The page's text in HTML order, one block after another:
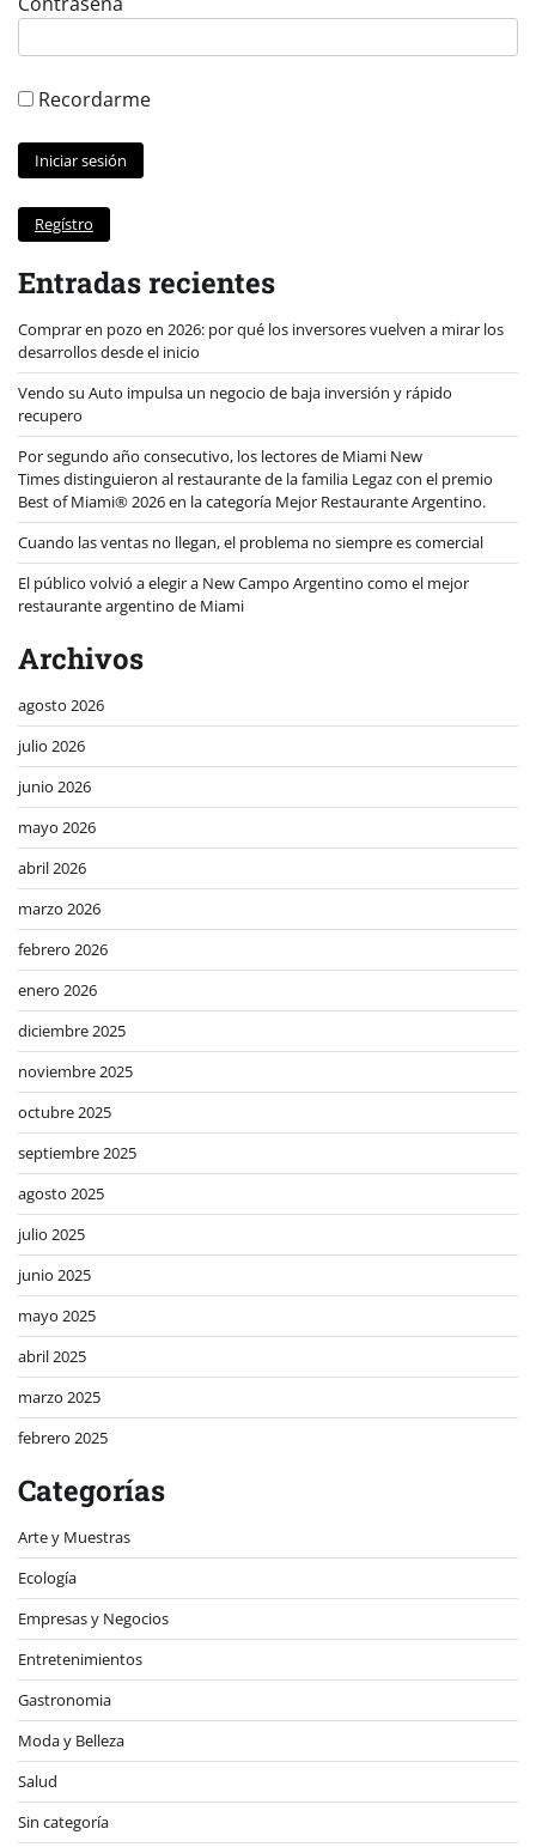
Recordarme
Regístro
Entradas recientes
Comprar en pozo en 2026: por qué los inversores vuelven a mirar los
desarrollos desde el inicio
Vendo su Auto impulsa un negocio de baja inversión y rápido
recupero
Por segundo año consecutivo, los lectores de Miami New
Times distinguieron al restaurante de la familia Legaz con el premio
Best of Miami® 2026 en la categoría Mejor Restaurante Argentino.
Cuando las ventas no llegan, el problema no siempre es comercial
El público volvió a elegir a New Campo Argentino como el mejor
restaurante argentino de Miami
Archivos
agosto 2026
julio 2026
junio 2026
mayo 2026
abril 2026
marzo 2026
febrero 2026
enero 2026
diciembre 2025
noviembre 2025
octubre 2025
septiembre 2025
agosto 2025
julio 2025
junio 2025
mayo 2025
abril 2025
marzo 2025
febrero 2025
Categorías
Arte y Muestras
Ecología
Empresas y Negocios
Entretenimientos
Gastronomia
Moda y Belleza
Salud
Sin categoría